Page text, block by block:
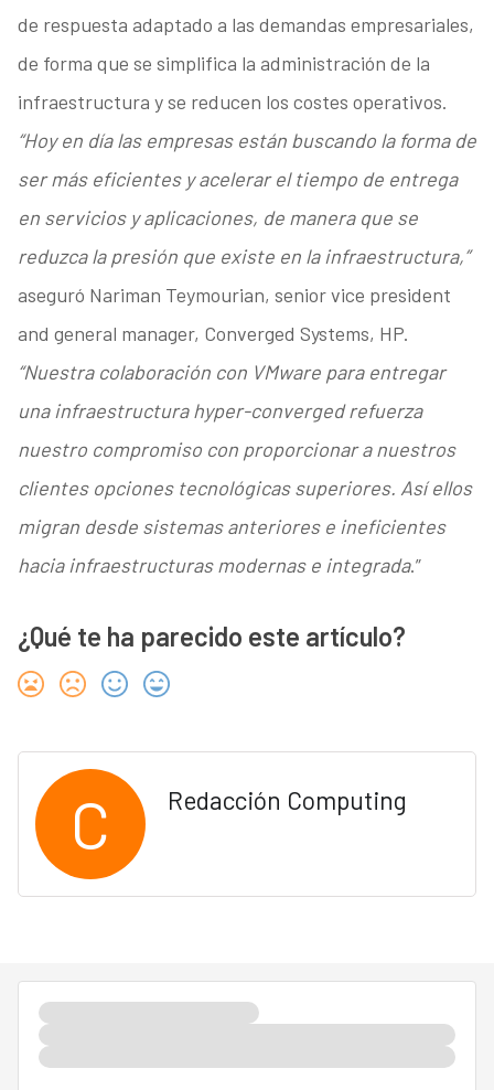
de respuesta adaptado a las demandas empresariales,
de forma que se simplifica la administración de la
infraestructura y se reducen los costes operativos.
“Hoy en día las empresas están buscando la forma de
ser más eficientes y acelerar el tiempo de entrega
en servicios y aplicaciones, de manera que se
reduzca la presión que existe en la infraestructura,”
aseguró Nariman Teymourian, senior vice president
and general manager, Converged Systems, HP.
“Nuestra colaboración con VMware para entregar
una infraestructura hyper-converged refuerza
nuestro compromiso con proporcionar a nuestros
clientes opciones tecnológicas superiores. Así ellos
migran desde sistemas anteriores e ineficientes
hacia infraestructuras modernas e integrada.”
¿Qué te ha parecido este artículo?
C Redacción Computing